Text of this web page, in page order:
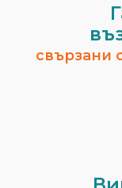
свързани